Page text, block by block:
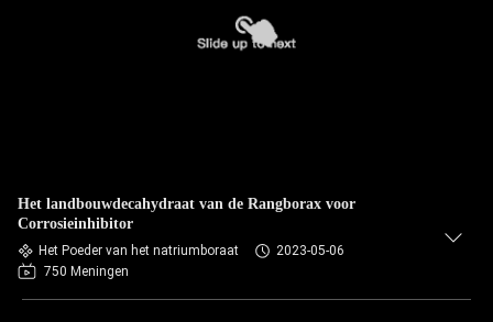
Het landbouwdecahydraat van de Rangborax voor
Corrosieinhibitor
Het Poeder van het natriumboraat
2023-05-06
750 Meningen